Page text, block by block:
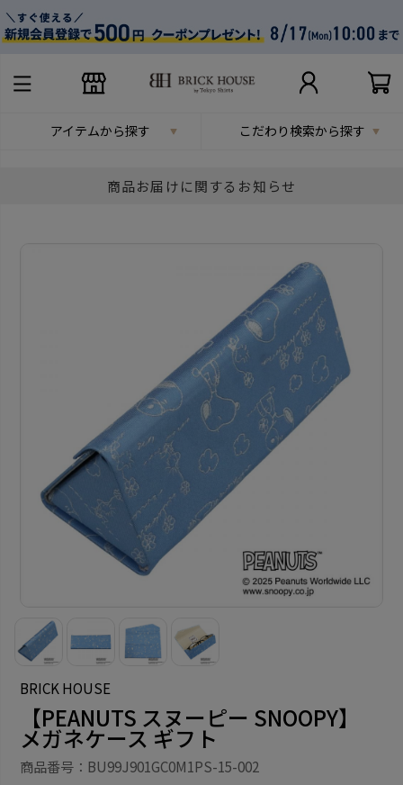
アイテムから探す こだわり検索から探す
商品お届けに関するお知らせ
BRICK HOUSE
【PEANUTS スヌーピー SNOOPY】
メガネケース ギフト
商品番号：BU99J901GC0M1PS-15-002